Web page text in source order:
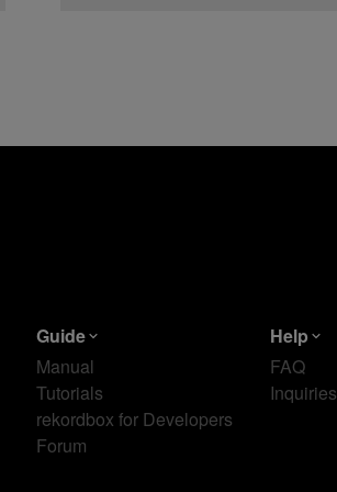
Guide
Manual
Tutorials
rekordbox for Developers
Forum
Help
FAQ
Inquiries